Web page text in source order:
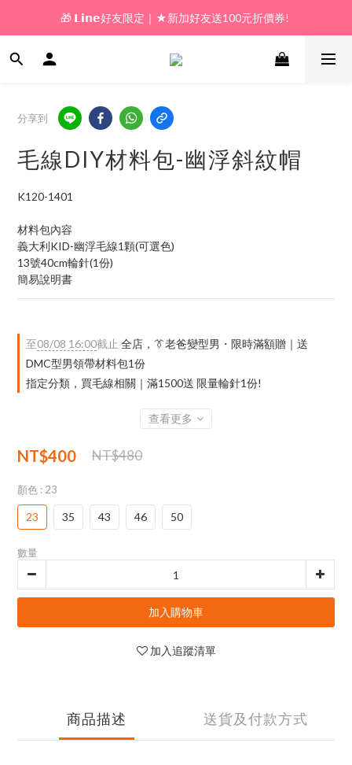
🎁 新好友購物金｜★加入新會員領券送100元!
🎁 𝗟𝗶𝗻𝗲好友限定｜★新加好友送100元折價券!
🎁 新好友購物金｜★加入新會員領券送100元!
分享到
毛線DIY材料包-幽浮斜紋帽
K120-1401
材料包內容
義大利KID-幽浮毛線1顆(可選色)
13號40cm輪針(1份)
簡易說明書
至08/08 16:00截止 全店，👔老爸變型男・限時滿額贈｜送
DMC型男領帶材料包1份
指定分類，買毛線相關｜滿1500送 限量輪針1份!
查看更多
NT$400 NT$480
顏色 : 23
23 35 43 46 50
數量
加入購物車
加入追蹤清單
商品描述 送貨及付款方式